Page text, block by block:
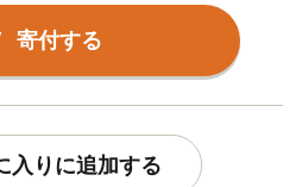
寄付する
入りに追加する